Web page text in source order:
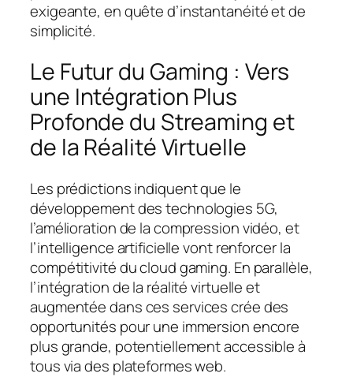
exigeante, en quête d’instantanéité et de
simplicité.
Le Futur du Gaming : Vers
une Intégration Plus
Profonde du Streaming et
de la Réalité Virtuelle
Les prédictions indiquent que le
développement des technologies 5G,
l’amélioration de la compression vidéo, et
l’intelligence artificielle vont renforcer la
compétitivité du cloud gaming. En parallèle,
l’intégration de la réalité virtuelle et
augmentée dans ces services crée des
opportunités pour une immersion encore
plus grande, potentiellement accessible à
tous via des plateformes web.